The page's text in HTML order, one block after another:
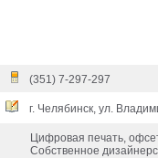
(351) 7-297-297
г. Челябинск, ул.
Цифровая печать,
Собственное